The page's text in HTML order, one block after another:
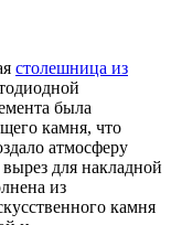
столешница из
была
камня, что
атмосферу
для накладной
из
камня